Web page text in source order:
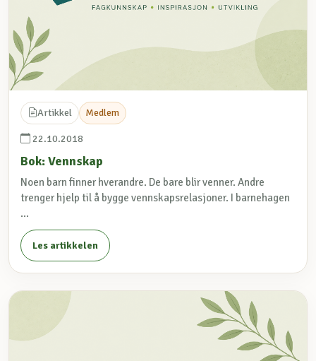
Artikkel Medlem
22.10.2018
Bok: Vennskap
Noen barn finner hverandre. De bare blir venner. Andre
trenger hjelp til å bygge vennskapsrelasjoner. I barnehagen
...
Les artikkelen